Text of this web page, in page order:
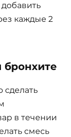
каждые 2
сделать
в течении
смесь